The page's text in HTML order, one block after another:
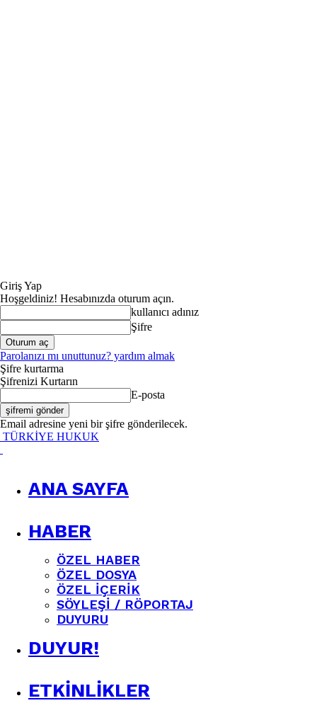
Giriş Yap
Hoşgeldiniz! Hesabınızda oturum açın.
kullanıcı adınız
Şifre
Parolanızı mı unuttunuz? yardım almak
Şifre kurtarma
Şifrenizi Kurtarın
E-posta
Email adresine yeni bir şifre gönderilecek.
TÜRKİYE HUKUK
ANA SAYFA
HABER
ÖZEL HABER
ÖZEL DOSYA
ÖZEL İÇERIK
SÖYLEŞI / RÖPORTAJ
DUYURU
DUYUR!
ETKINLIKLER